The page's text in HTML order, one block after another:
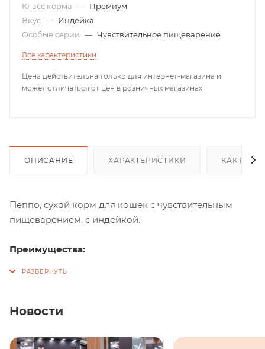
Класс корма — Премиум
Вкус — Индейка
Особые серии — Чувствительное пищеварение
Все характеристики
Цена действительна только для интернет-магазина и
может отличаться от цен в розничных магазинах
ОПИСАНИЕ ХАРАКТЕРИСТИКИ КАК
Пеппо, сухой корм для кошек с чувствительным
пищеварением, с индейкой.
Преимущества:
дрожжевые экстракты, поддерживают
снижают запах от лотка.
Новости